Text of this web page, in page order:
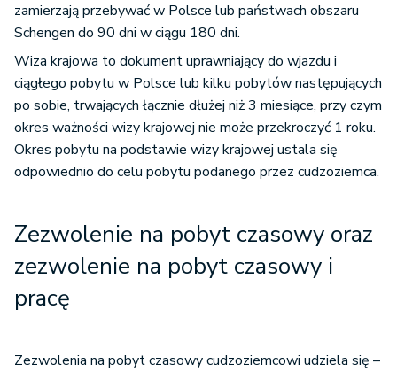
zamierzają przebywać w Polsce lub państwach obszaru
Schengen do 90 dni w ciągu 180 dni.
Wiza krajowa to dokument uprawniający do wjazdu i
ciągłego pobytu w Polsce lub kilku pobytów następujących
po sobie, trwających łącznie dłużej niż 3 miesiące, przy czym
okres ważności wizy krajowej nie może przekroczyć 1 roku.
Okres pobytu na podstawie wizy krajowej ustala się
odpowiednio do celu pobytu podanego przez cudzoziemca.
Zezwolenie na pobyt czasowy oraz
zezwolenie na pobyt czasowy i
pracę
Zezwolenia na pobyt czasowy cudzoziemcowi udziela się –